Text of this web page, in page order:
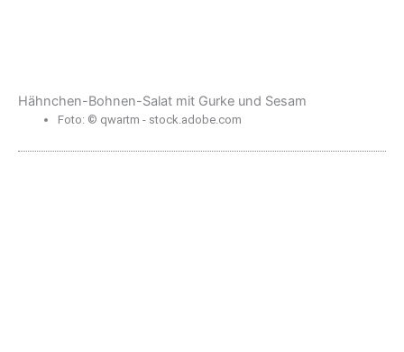
Hähnchen-Bohnen-Salat mit Gurke und Sesam
Foto: © qwartm - stock.adobe.com